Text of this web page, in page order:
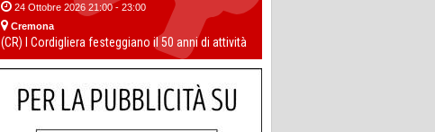
24 Ottobre 2026 21:00 - 23:00
Cremona
(CR) I Cordigliera festeggiano il 50 anni di attività